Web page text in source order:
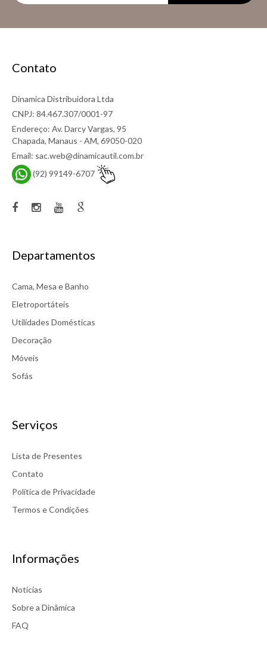
Contato
Dinamica Distribuidora Ltda
CNPJ: 84.467.307/0001-97
Endereço: Av. Darcy Vargas, 95
Chapada, Manaus - AM, 69050-020
Email: sac.web@dinamicautil.com.br
(92) 99149-6707
Departamentos
Cama, Mesa e Banho
Eletroportáteis
Utilidades Domésticas
Decoração
Móveis
Sofás
Serviços
Lista de Presentes
Contato
Política de Privacidade
Termos e Condições
Informações
Notícias
Sobre a Dinâmica
FAQ